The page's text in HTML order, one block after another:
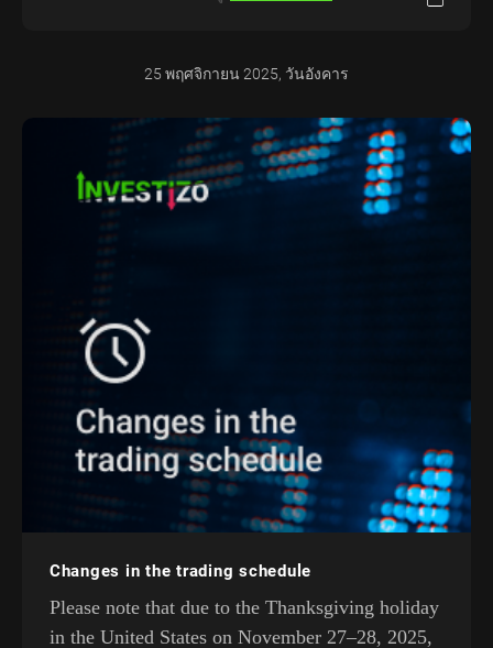
25 พฤศจิกายน 2025, วันอังคาร
Changes in the trading schedule
Please note that due to the Thanksgiving holiday
in the United States on November 27–28, 2025,